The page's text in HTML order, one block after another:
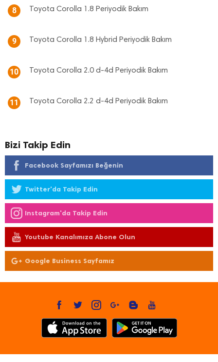
8 Toyota Corolla 1.8 Periyodik Bakım
9 Toyota Corolla 1.8 Hybrid Periyodik Bakım
10 Toyota Corolla 2.0 d-4d Periyodik Bakım
11 Toyota Corolla 2.2 d-4d Periyodik Bakım
Bizi Takip Edin
Facebook Sayfamızı Beğenin
Twitter'da Takip Edin
Instagram'da Takip Edin
Youtube Kanalımıza Abone Olun
Google Business Sayfamız